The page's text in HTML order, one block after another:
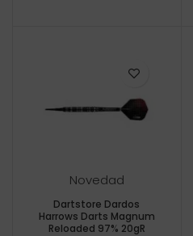
Novedad
Dartstore Dardos
Harrows Darts Magnum
Reloaded 97% 20gR